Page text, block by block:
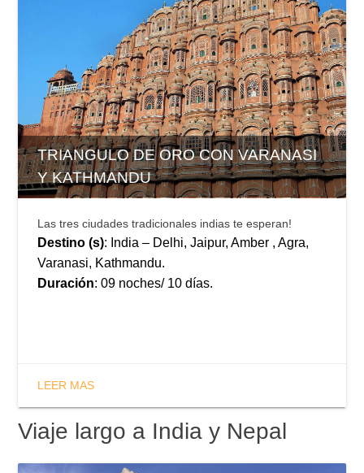
TRIANGULO DE ORO CON VARANASI
Y KATHMANDU
Las tres ciudades tradicionales indias te esperan!
Destino (s): India – Delhi, Jaipur, Amber , Agra,
Varanasi, Kathmandu.
Duración: 09 noches/ 10 días.
LEER MAS
Viaje largo a India y Nepal